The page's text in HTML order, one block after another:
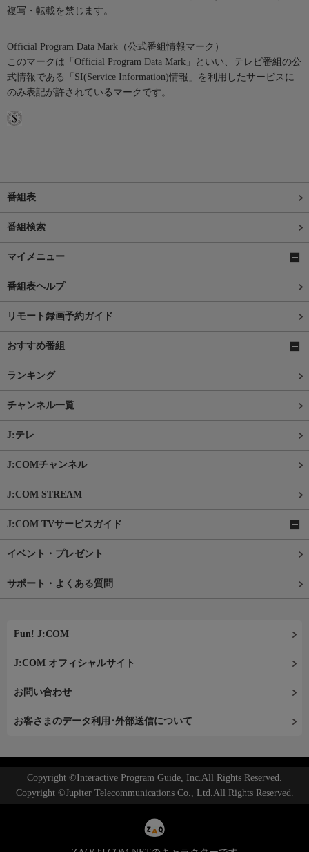
複写・転載を禁じます。
Official Program Data Mark（公式番組情報マーク）
このマークは「Official Program Data Mark」といい、テレビ番組の公
式情報である「SI(Service Information)情報」を利用したサービスに
のみ表記が許されているマークです。
番組表
番組検索
マイメニュー
番組表ヘルプ
リモート録画予約ガイド
おすすめ番組
ランキング
チャンネル一覧
J:テレ
J:COMチャンネル
J:COM STREAM
J:COM TVサービスガイド
イベント・プレゼント
サポート・よくある質問
Fun! J:COM
J:COM オフィシャルサイト
お問い合わせ
お客さまのデータ利用･外部送信について
Copyright ©Interactive Program Guide, Inc.All Rights Reserved.
Copyright ©Jupiter Telecommunications Co., Ltd.All Rights Reserved.